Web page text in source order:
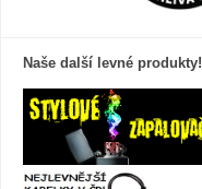
Naše další levné produkty!